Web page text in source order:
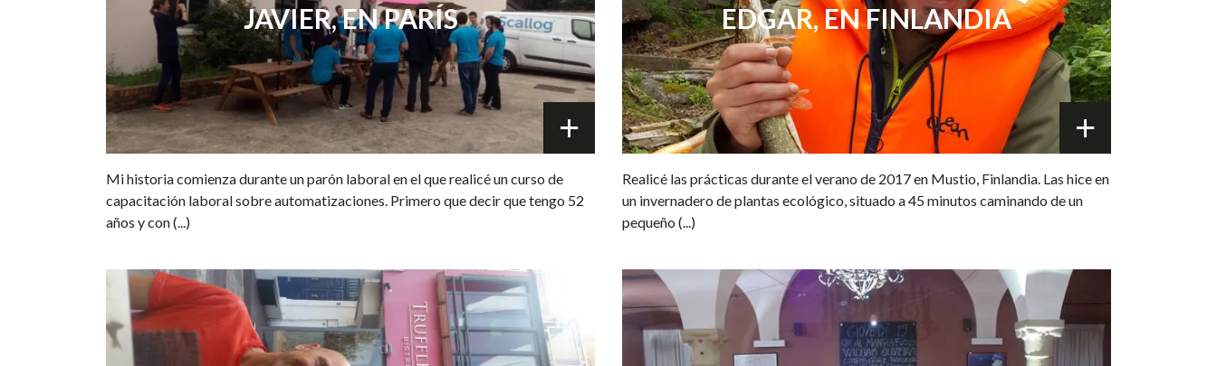
JAVIER, EN PARÍS
Mi historia comienza durante un parón laboral en el que realicé un curso de
capacitación laboral sobre automatizaciones. Primero que decir que tengo 52
años y con (...)
EDGAR, EN FINLANDIA
Realicé las prácticas durante el verano de 2017 en Mustio, Finlandia. Las hice en
un invernadero de plantas ecológico, situado a 45 minutos caminando de un
pequeño (...)